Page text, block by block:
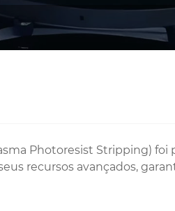
Photoresist Stripping)
recursos avançados,